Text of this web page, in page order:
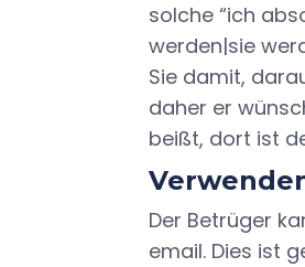
solche “ich
werden|sie
Sie damit,
daher er
beißt, dort ist
Der Betrüger
email. Dies ist